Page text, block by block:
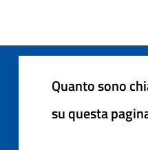
Quanto sono
su questa